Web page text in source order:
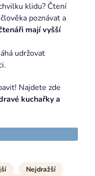
klidu? Čtení
poznávat a
mají vyšší
udržovat
Najdete zde
kuchařky a
Nejdražší